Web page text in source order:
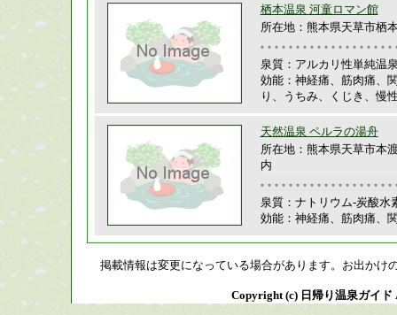
栖本温泉 河童ロマン館
所在地：熊本県天草市栖
泉質：アルカリ性単純温
効能：神経痛、筋肉痛、
り、うちみ、くじき、慢
天然温泉 ペルラの湯舟
所在地：熊本県天草市本
内
泉質：ナトリウム-炭酸水
効能：神経痛、筋肉痛、
掲載情報は変更になっている場合があります。お出かけ
Copyright (c) 日帰り温泉ガイド